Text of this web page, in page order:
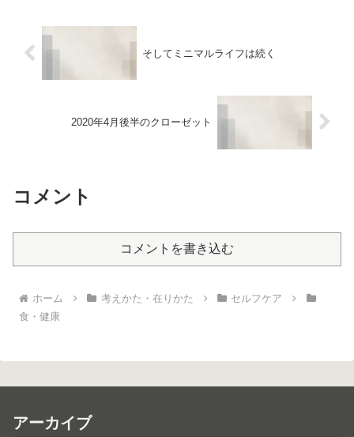
そしてミニマルライフは続く
2020年4月後半のクローゼット
コメント
コメントを書き込む
ホーム 考えかた・在りかた
セルフケア
食・健康
アーカイブ